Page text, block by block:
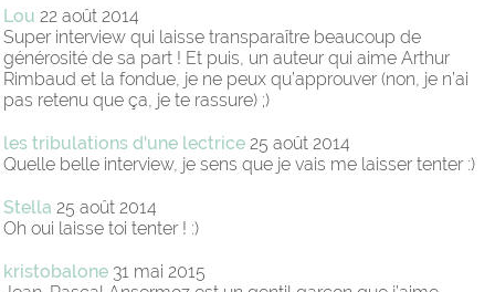
Lou 22 août 2014
Super interview qui laisse transparaître beaucoup de
générosité de sa part ! Et puis, un auteur qui aime Arthur
Rimbaud et la fondue, je ne peux qu’approuver (non, je n’ai
pas retenu que ça, je te rassure) ;)
les tribulations d'une lectrice 25 août 2014
Quelle belle interview, je sens que je vais me laisser tenter :)
Stella 25 août 2014
Oh oui laisse toi tenter ! :)
kristobalone 31 mai 2015